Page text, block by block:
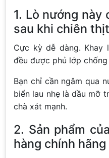
1. Lò nướng này
sau khi chiên
Cực kỳ dễ dàng. Khay
đều được phủ lớp chống
Bạn chỉ cần ngâm qua
biển lau nhẹ là dầu mỡ
chà xát mạnh.
2. Sản phẩm
hàng chính